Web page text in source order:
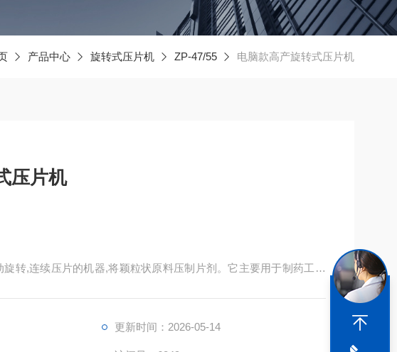
产品中心 旋转式压片机 ZP-47/55 电脑款高产旋转式压片机
压片机
转,连续压片的机器,将颖粒状原料压制片剂。它主要用于制药工业
更新时间：2026-05-14